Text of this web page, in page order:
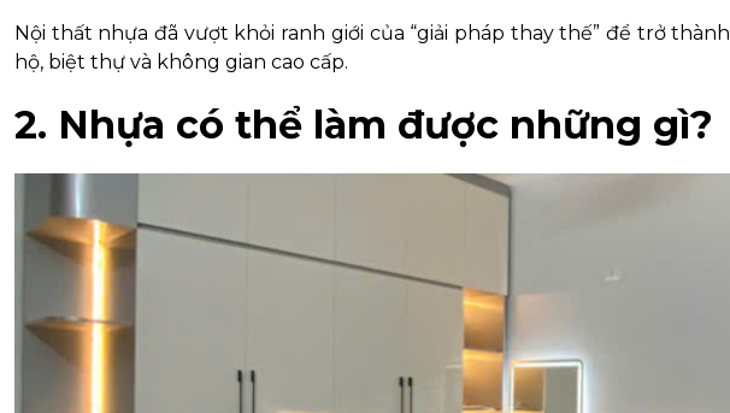
Nội thất nhựa đã vượt khỏi ranh giới của “giải pháp thay thế” để trở thành
hộ, biệt thự và không gian cao cấp.
2. Nhựa có thể làm được những gì?